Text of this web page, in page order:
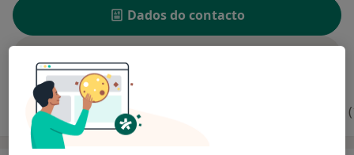
Dados do contacto
Experiência Preços Opiniões